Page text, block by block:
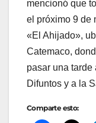
mencionó que
el próximo 9 de
«El Ahijado»,
Catemaco,
pasar una
Difuntos y a la
Comparte esto: